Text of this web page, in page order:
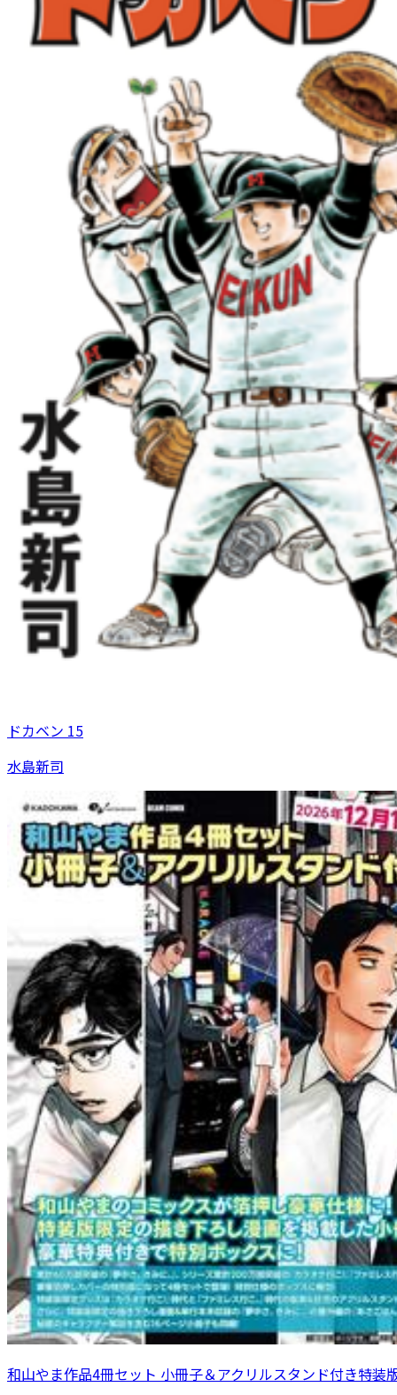
ドカベン 15
水島新司
和山やま作品4冊セット 小冊子＆アクリルスタンド付き特装